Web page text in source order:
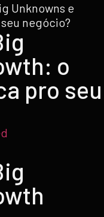
Unknowns e
negócio?
o
pro seu